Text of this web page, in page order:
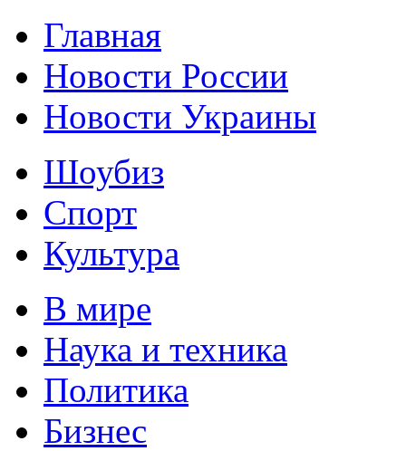
Главная
Новости России
Новости Украины
Шоубиз
Спорт
Культура
В мире
Наука и техника
Политика
Бизнес